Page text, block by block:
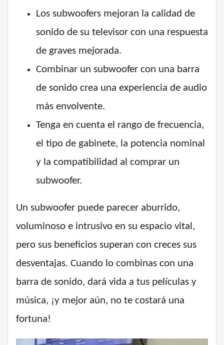
Los subwoofers mejoran la calidad de
sonido de su televisor con una respuesta
de graves mejorada.
Combinar un subwoofer con una barra
de sonido crea una experiencia de audio
más envolvente.
Tenga en cuenta el rango de frecuencia,
el tipo de gabinete, la potencia nominal
y la compatibilidad al comprar un
subwoofer.
Un subwoofer puede parecer aburrido,
voluminoso e intrusivo en su espacio vital,
pero sus beneficios superan con creces sus
desventajas. Cuando lo combinas con una
barra de sonido, dará vida a tus películas y
música, ¡y mejor aún, no te costará una
fortuna!